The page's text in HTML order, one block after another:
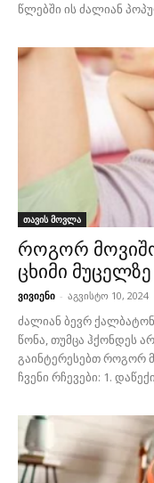
წლებში ის ძალიან
თავის მოვლა
როგორ
ცხიმი
ვივიენი - აგვისტო 10, 2024
ძალიან ბევრ
წონა, თუმცა ჰქონდეს
გაინტერესებთ როგორ
ჩვენი რჩევები: 1.